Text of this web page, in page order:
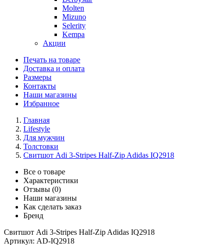
Molten
Mizuno
Selerity
Kempa
Акции
Печать на товаре
Доставка и оплата
Размеры
Контакты
Наши магазины
Избранное
Главная
Lifestyle
Для мужчин
Толстовки
Свитшот Adi 3-Stripes Half-Zip Adidas IQ2918
Все о товаре
Характеристики
Отзывы (0)
Наши магазины
Как сделать заказ
Бренд
Свитшот Adi 3-Stripes Half-Zip Adidas IQ2918
Артикул: AD-IQ2918